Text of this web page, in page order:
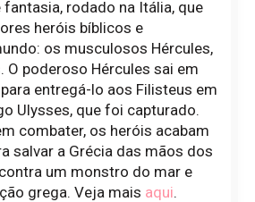
fantasia, rodado na Itália, que
heróis bíblicos e
os musculosos Hércules,
O poderoso Hércules sai em
entregá-lo aos Filisteus em
Ulysses, que foi capturado.
combater, os heróis acabam
salvar a Grécia das mãos dos
um monstro do mar e
grega. Veja mais aqui.